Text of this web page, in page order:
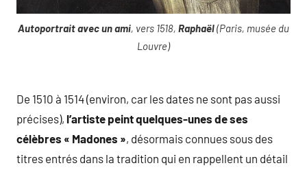
Autoportrait avec un ami, vers 1518, Raphaël(Paris, musée du
Louvre)
De 1510 à 1514 (environ, car les dates ne sont pas aussi
précises), l’artiste peint quelques-unes de ses
célèbres « Madones », désormais connues sous des
titres entrés dans la tradition qui en rappellent un détail